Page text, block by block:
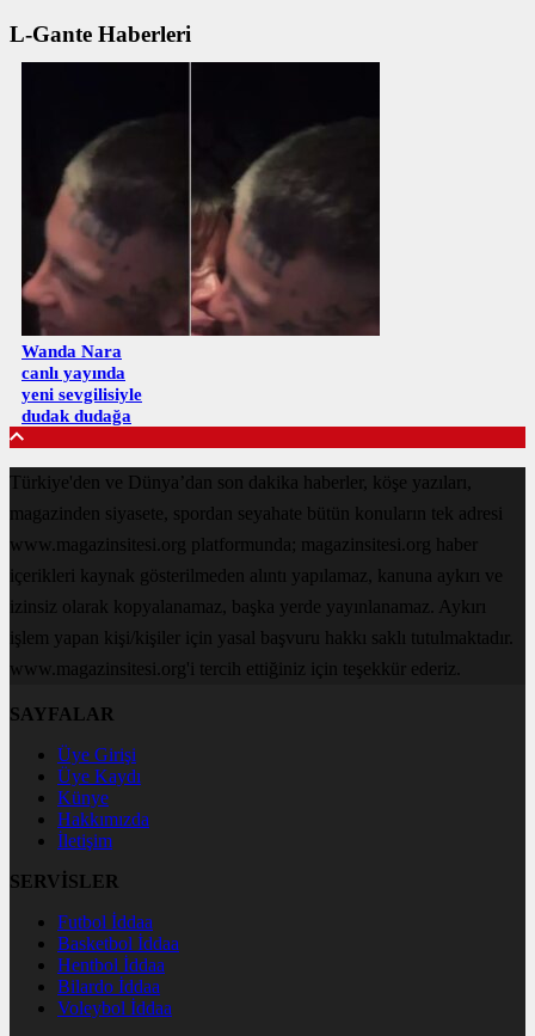
L-Gante Haberleri
Wanda Nara
canlı yayında
yeni sevgilisiyle
dudak dudağa
Türkiye'den ve Dünya’dan son dakika haberler, köşe yazıları,
magazinden siyasete, spordan seyahate bütün konuların tek adresi
www.magazinsitesi.org platformunda; magazinsitesi.org haber
içerikleri kaynak gösterilmeden alıntı yapılamaz, kanuna aykırı ve
izinsiz olarak kopyalanamaz, başka yerde yayınlanamaz. Aykırı
işlem yapan kişi/kişiler için yasal başvuru hakkı saklı tutulmaktadır.
www.magazinsitesi.org'i tercih ettiğiniz için teşekkür ederiz.
SAYFALAR
Üye Girişi
Üye Kaydı
Künye
Hakkımızda
İletişim
SERVİSLER
Futbol İddaa
Basketbol İddaa
Hentbol İddaa
Bilardo İddaa
Voleybol İddaa